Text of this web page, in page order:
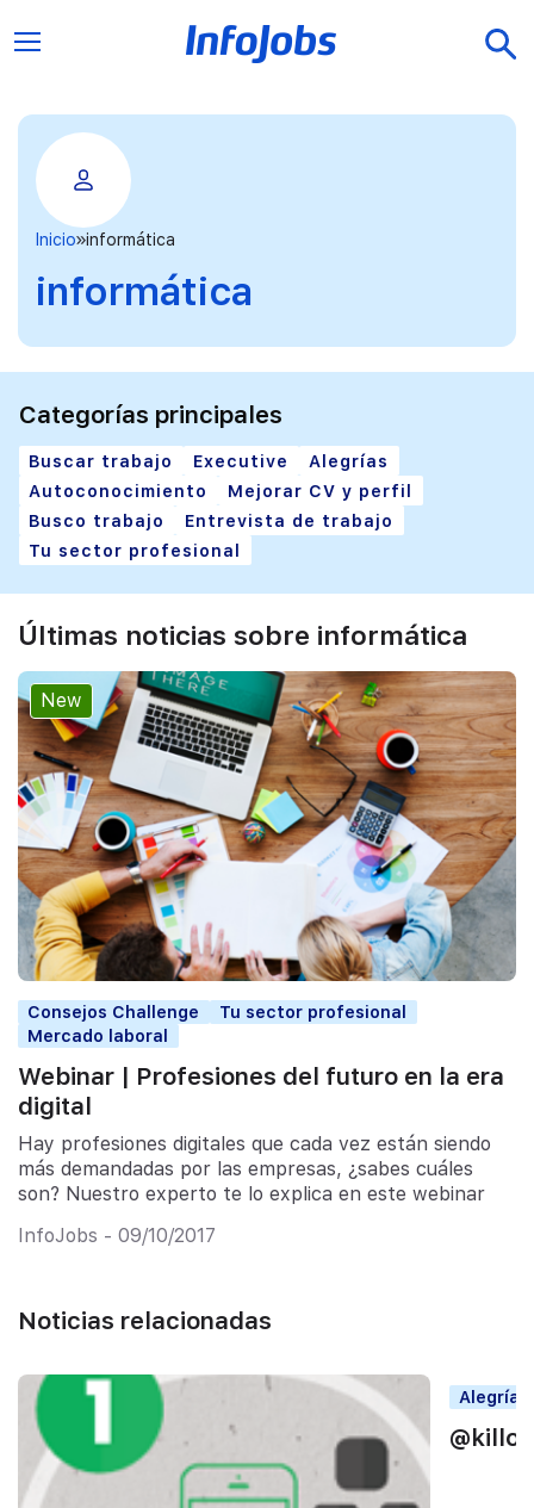
Inicio informática
informática
Categorías principales
Buscar trabajo Executive
Alegrías
Autoconocimiento
Mejorar CV y perfil
Busco trabajo
Entrevista de trabajo
Tu sector profesional
Últimas noticias sobre informática
New
Consejos Challenge
Tu sector profesional
Mercado laboral
Webinar | Profesiones del futuro en la era
digital
Hay profesiones digitales que cada vez están siendo
más demandadas por las empresas, ¿sabes cuáles
son? Nuestro experto te lo explica en este webinar
InfoJobs - 09/10/2017
Noticias relacionadas
Alegrías